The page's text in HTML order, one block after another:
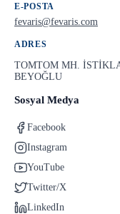
E-POSTA
fevaris@fevaris.com
ADRES
TOMTOM MH.
BEYOĞLU
Sosyal Medya
Facebook
Instagram
YouTube
Twitter/X
LinkedIn